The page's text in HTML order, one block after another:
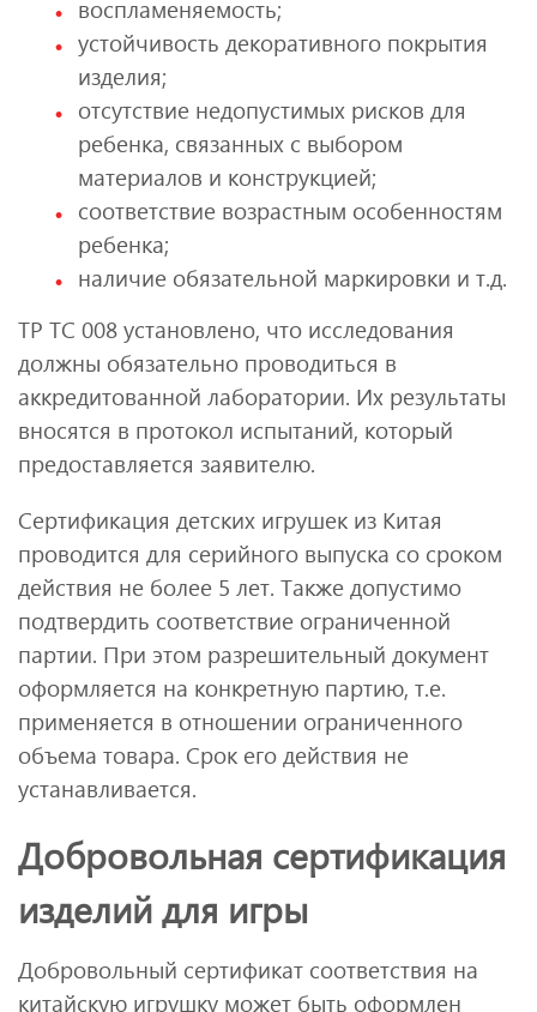
воспламеняемость;
устойчивость декоративного покрытия
изделия;
отсутствие недопустимых рисков для
ребенка, связанных с выбором
материалов и конструкцией;
соответствие возрастным особенностям
ребенка;
наличие обязательной маркировки и т.д.
ТР ТС 008 установлено, что исследования
должны обязательно проводиться в
аккредитованной лаборатории. Их результаты
вносятся в протокол испытаний, который
предоставляется заявителю.
Сертификация детских игрушек из Китая
проводится для серийного выпуска со сроком
действия не более 5 лет. Также допустимо
подтвердить соответствие ограниченной
партии. При этом разрешительный документ
оформляется на конкретную партию, т.е.
применяется в отношении ограниченного
объема товара. Срок его действия не
устанавливается.
Добровольная сертификация
изделий для игры
Добровольный сертификат соответствия на
китайскую игрушку может быть оформлен